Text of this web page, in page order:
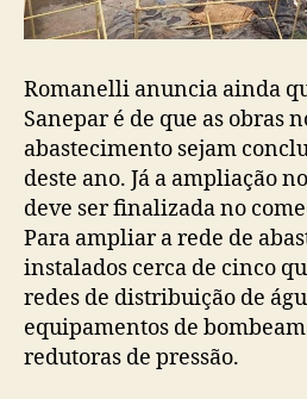
Romanelli anuncia ainda
Sanepar é de que as obras
abastecimento sejam
deste ano. Já a ampliação
deve ser finalizada no
Para ampliar a rede de
instalados cerca de cinco
redes de distribuição de
equipamentos de
redutoras de pressão.